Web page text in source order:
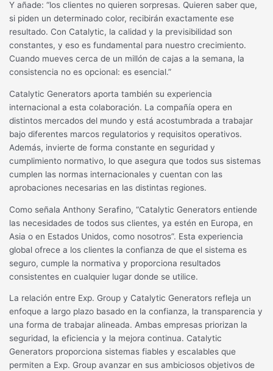
Y añade: “los clientes no quieren sorpresas. Quieren saber que,
si piden un determinado color, recibirán exactamente ese
resultado. Con Catalytic, la calidad y la previsibilidad son
constantes, y eso es fundamental para nuestro crecimiento.
Cuando mueves cerca de un millón de cajas a la semana, la
consistencia no es opcional: es esencial.”
Catalytic Generators aporta también su experiencia
internacional a esta colaboración. La compañía opera en
distintos mercados del mundo y está acostumbrada a trabajar
bajo diferentes marcos regulatorios y requisitos operativos.
Además, invierte de forma constante en seguridad y
cumplimiento normativo, lo que asegura que todos sus sistemas
cumplen las normas internacionales y cuentan con las
aprobaciones necesarias en las distintas regiones.
Como señala Anthony Serafino, “Catalytic Generators entiende
las necesidades de todos sus clientes, ya estén en Europa, en
Asia o en Estados Unidos, como nosotros”. Esta experiencia
global ofrece a los clientes la confianza de que el sistema es
seguro, cumple la normativa y proporciona resultados
consistentes en cualquier lugar donde se utilice.
La relación entre Exp. Group y Catalytic Generators refleja un
enfoque a largo plazo basado en la confianza, la transparencia y
una forma de trabajar alineada. Ambas empresas priorizan la
seguridad, la eficiencia y la mejora continua. Catalytic
Generators proporciona sistemas fiables y escalables que
permiten a Exp. Group avanzar en sus ambiciosos objetivos de